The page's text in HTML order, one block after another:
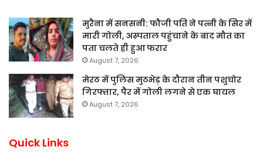
मुरैना में सनसनी: फौजी पति ने पत्नी के सिर में
मारी गोली, अस्पताल पहुंचाने के बाद मौत का
पता चलते ही हुआ फरार
August 7, 2026
मेरठ में पुलिस मुठभेड़ के दौरान तीन पशुचोर
गिरफ्तार, पैर में गोली लगने से एक घायल
August 7, 2026
Quick Links